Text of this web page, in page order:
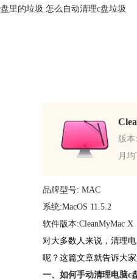
里的垃圾 怎么自动清理c盘垃圾
版本
月
品牌型号: MAC
系统:MacOS 11.5.2
软件版本:CleanMyMac X
对大多数人来说，清理
呢？这篇文章就告诉大
一、如何手动清理电脑c